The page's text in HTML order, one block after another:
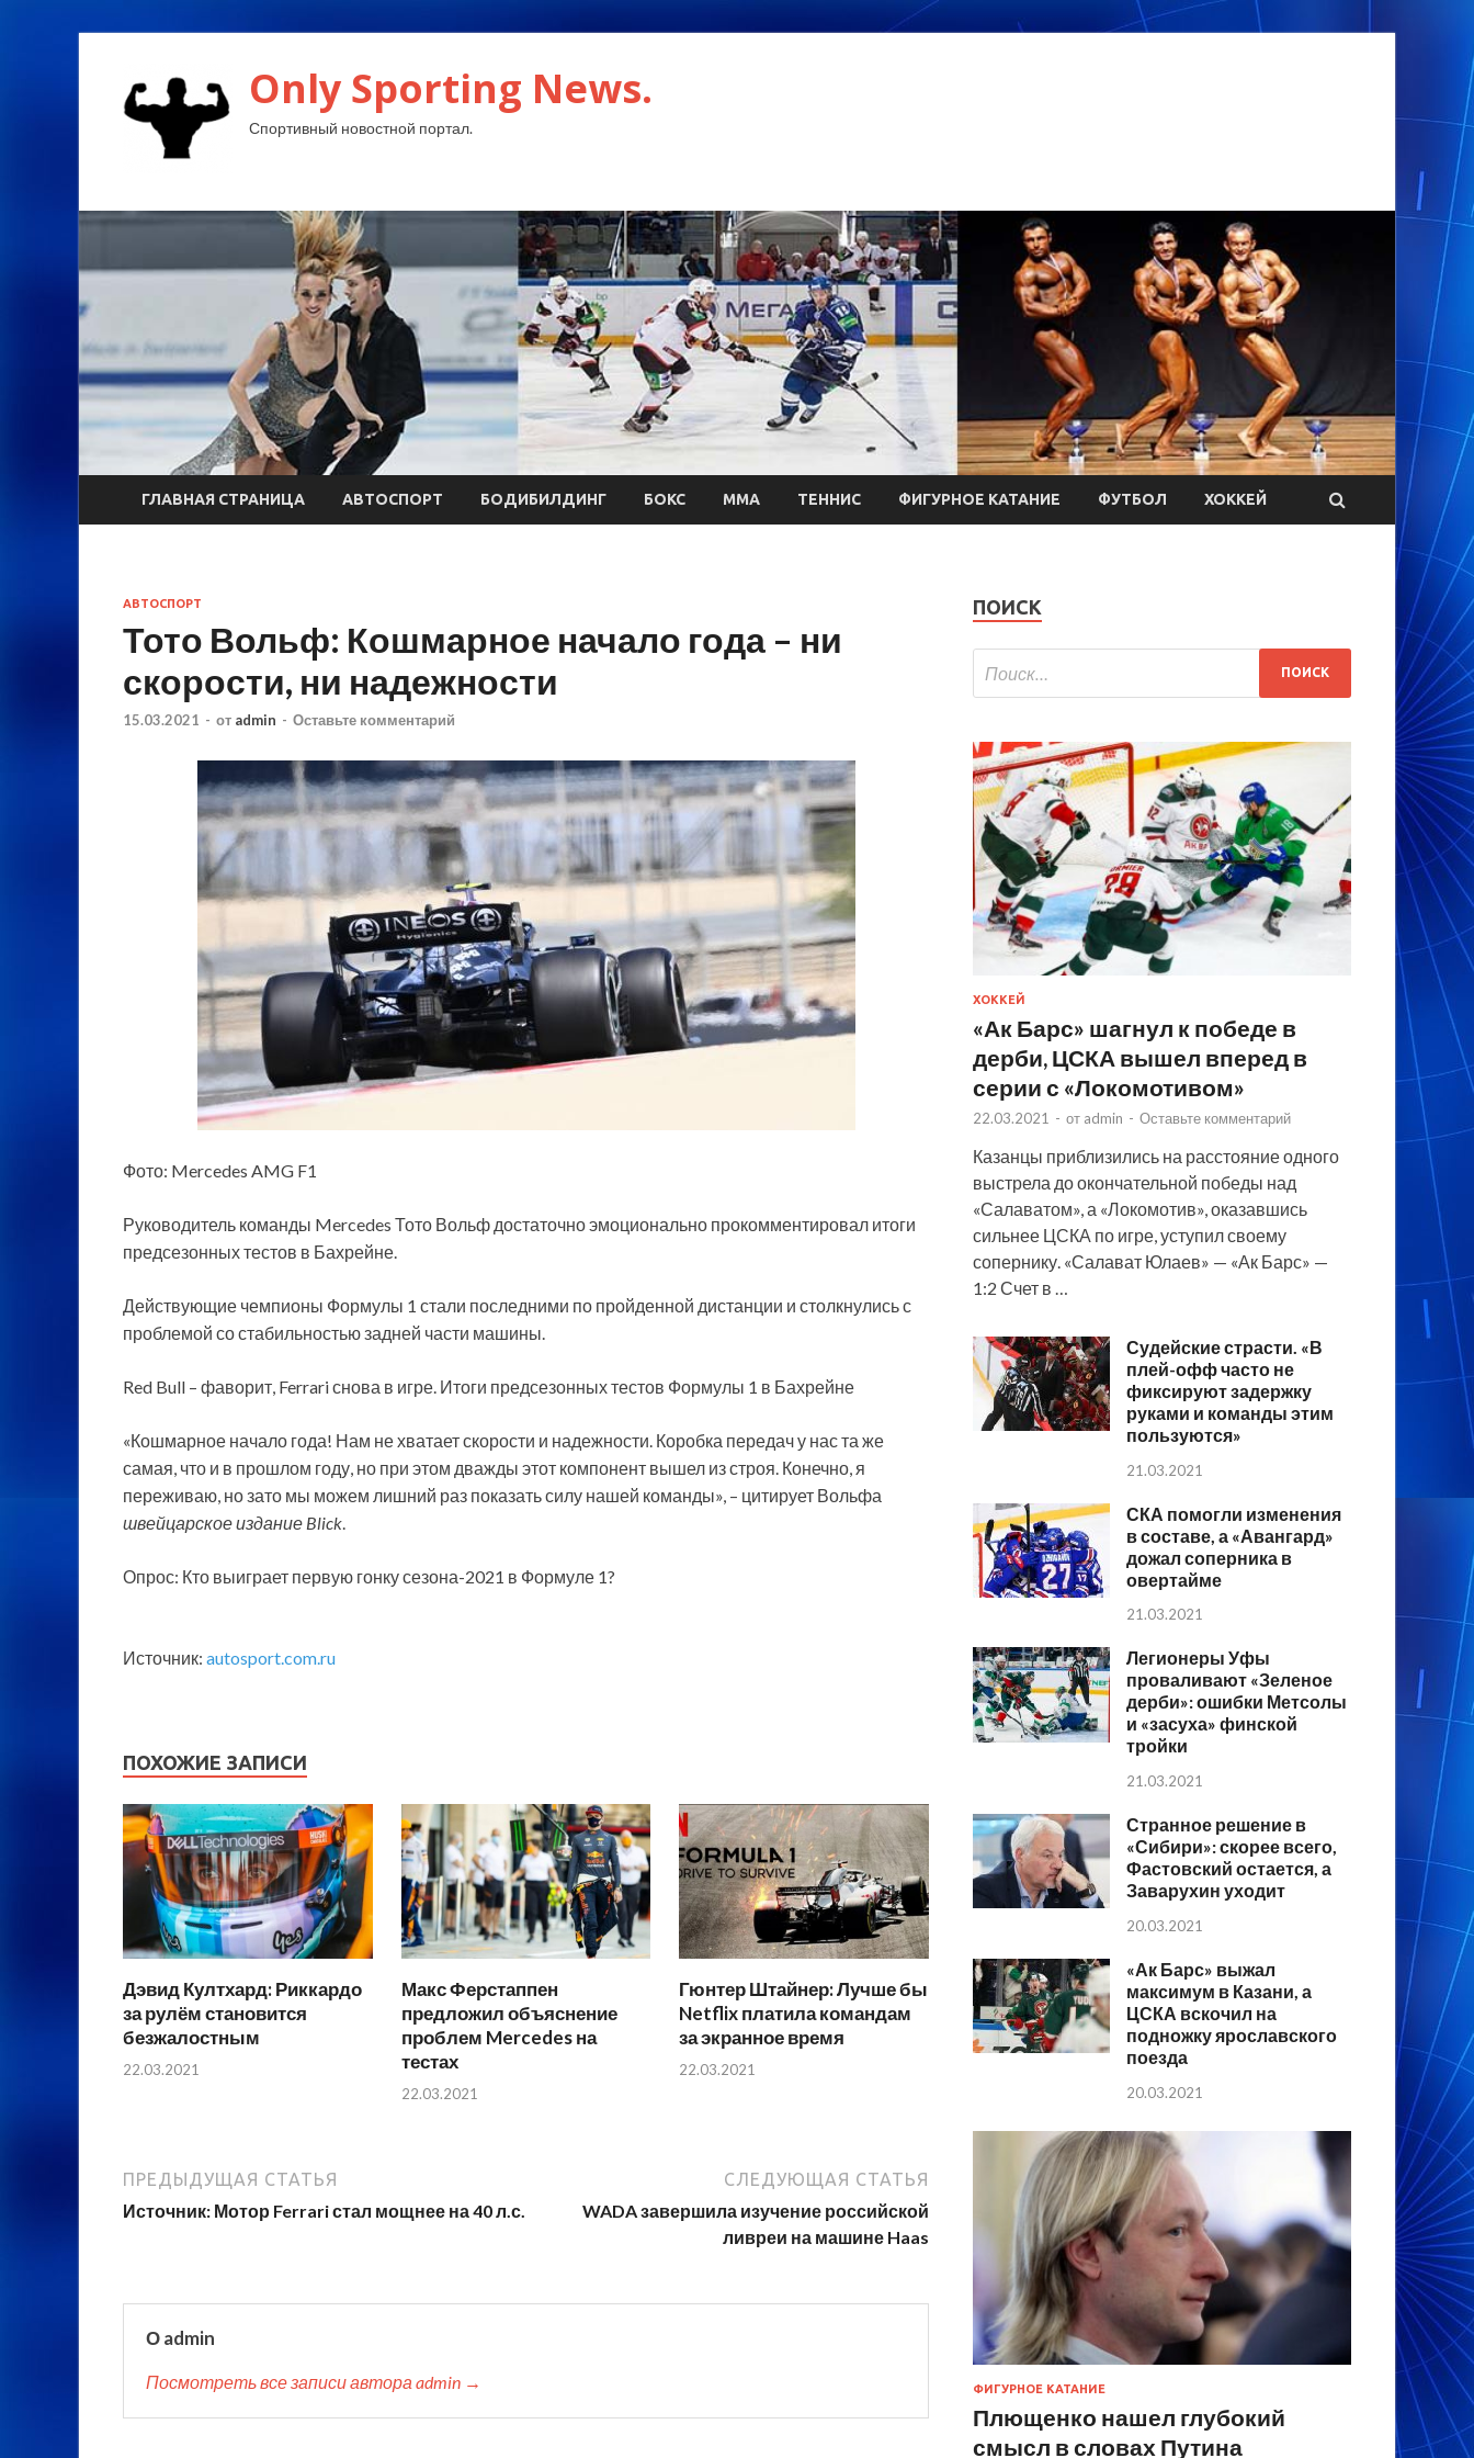
Only Sporting News.
Спортивный новостной портал.
ГЛАВНАЯ СТРАНИЦА АВТОСПОРТ БОДИБИЛДИНГ БОКС MMA ТЕННИС ФИГУРНОЕ КАТАНИЕ ФУТБОЛ ХОККЕЙ
АВТОСПОРТ
Тото Вольф: Кошмарное начало года – ни
скорости, ни надежности
15.03.2021 - от admin - Оставьте комментарий
Фото: Mercedes AMG F1
Руководитель команды Mercedes Тото Вольф достаточно эмоционально прокомментировал итоги
предсезонных тестов в Бахрейне.
Действующие чемпионы Формулы 1 стали последними по пройденной дистанции и столкнулись с
проблемой со стабильностью задней части машины.
Red Bull – фаворит, Ferrari снова в игре. Итоги предсезонных тестов Формулы 1 в Бахрейне
«Кошмарное начало года! Нам не хватает скорости и надежности. Коробка передач у нас та же
самая, что и в прошлом году, но при этом дважды этот компонент вышел из строя. Конечно, я
переживаю, но зато мы можем лишний раз показать силу нашей команды», – цитирует Вольфа
швейцарское издание Blick.
Опрос: Кто выиграет первую гонку сезона-2021 в Формуле 1?
Источник: autosport.com.ru
ПОХОЖИЕ ЗАПИСИ
Дэвид Култхард: Риккардо
за рулём становится
безжалостным
22.03.2021
Макс Ферстаппен
предложил объяснение
проблем Mercedes на
тестах
22.03.2021
Гюнтер Штайнер: Лучше бы
Netflix платила командам
за экранное время
22.03.2021
ПРЕДЫДУЩАЯ СТАТЬЯ
Источник: Мотор Ferrari стал мощнее на 40 л.с.
СЛЕДУЮЩАЯ СТАТЬЯ
WADA завершила изучение российской
ливреи на машине Haas
О admin
Посмотреть все записи автора admin →
ПОИСК
ХОККЕЙ
«Ак Барс» шагнул к победе в
дерби, ЦСКА вышел вперед в
серии с «Локомотивом»
22.03.2021 - от admin - Оставьте комментарий
Казанцы приблизились на расстояние одного
выстрела до окончательной победы над
«Салаватом», а «Локомотив», оказавшись
сильнее ЦСКА по игре, уступил своему
сопернику. «Салават Юлаев» — «Ак Барс» —
1:2 Счет в …
Судейские страсти. «В
плей-офф часто не
фиксируют задержку
руками и команды этим
пользуются»
21.03.2021
СКА помогли изменения
в составе, а «Авангард»
дожал соперника в
овертайме
21.03.2021
Легионеры Уфы
проваливают «Зеленое
дерби»: ошибки Метсолы
и «засуха» финской
тройки
21.03.2021
Странное решение в
«Сибири»: скорее всего,
Фастовский остается, а
Заварухин уходит
20.03.2021
«Ак Барс» выжал
максимум в Казани, а
ЦСКА вскочил на
подножку ярославского
поезда
20.03.2021
ФИГУРНОЕ КАТАНИЕ
Плющенко нашел глубокий
смысл в словах Путина